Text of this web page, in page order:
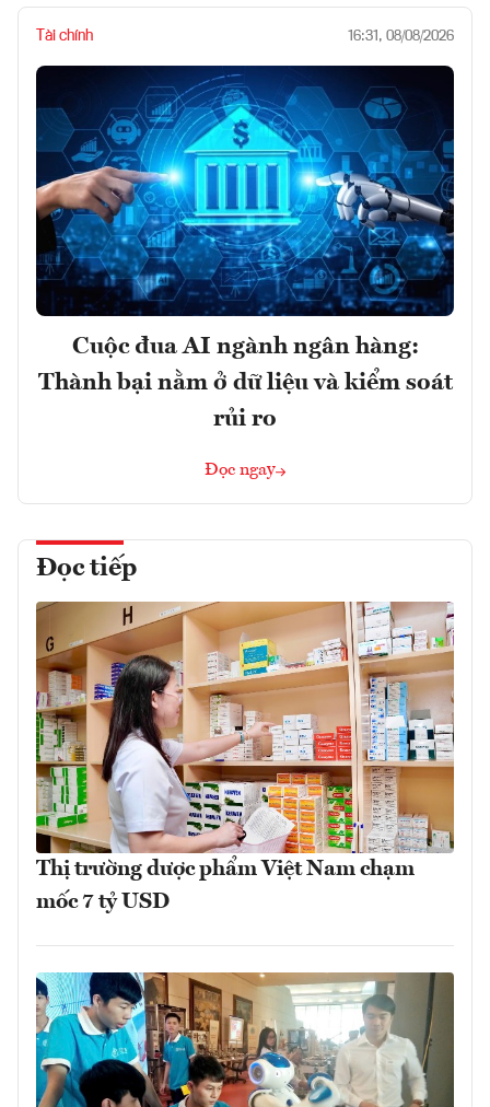
Tài chính 16:31, 08/08/2026
Cuộc đua AI ngành ngân hàng:
Thành bại nằm ở dữ liệu và kiểm soát
rủi ro
Đọc ngay
Đọc tiếp
Thị trường dược phẩm Việt Nam chạm
mốc 7 tỷ USD